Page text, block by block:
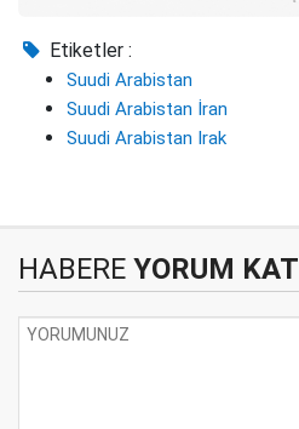
Etiketler :
Suudi Arabistan
Suudi Arabistan İran
Suudi Arabistan Irak
HABERE YORUM KAT